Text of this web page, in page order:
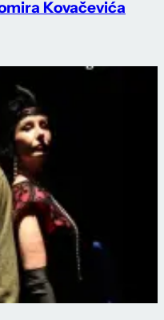
Kovačevića